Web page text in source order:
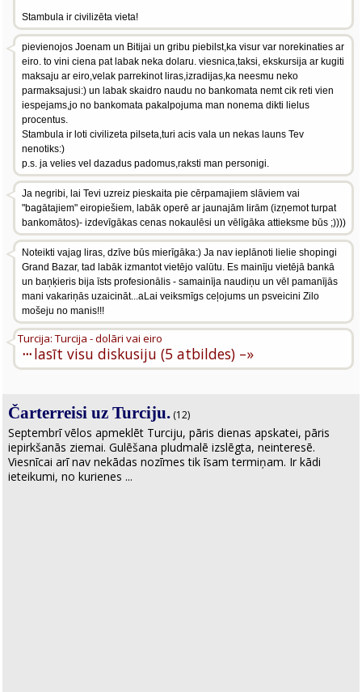
Stambula ir civilizēta vieta!
pievienojos Joenam un Bitijai un gribu piebilst,ka visur var norekinaties ar
eiro. to vini ciena pat labak neka dolaru. viesnica,taksi, ekskursija ar kugiti
maksaju ar eiro,velak parrekinot liras,izradijas,ka neesmu neko
parmaksajusi:) un labak skaidro naudu no bankomata nemt cik reti vien
iespejams,jo no bankomata pakalpojuma man nonema dikti lielus
procentus.
Stambula ir loti civilizeta pilseta,turi acis vala un nekas launs Tev
nenotiks:)
p.s. ja velies vel dazadus padomus,raksti man personigi.
Ja negribi, lai Tevi uzreiz pieskaita pie cērpamajiem slāviem vai
"bagātajiem" eiropiešiem, labāk operē ar jaunajām lirām (izņemot turpat
bankomātos)- izdevīgākas cenas nokaulēsi un vēlīgāka attieksme būs ;))))
Noteikti vajag liras, dzīve būs mierīgāka:) Ja nav ieplānoti lielie shopingi
Grand Bazar, tad labāk izmantot vietējo valūtu. Es mainīju vietējā bankā
un baņķieris bija īsts profesionālis - samainīja naudiņu un vēl pamanījās
mani vakariņās uzaicināt...aLai veiksmīgs ceļojums un psveicini Zilo
mošeju no manis!!!
···
Turcija: Turcija - dolāri vai eiro
lasīt visu diskusiju (5 atbildes) –»
Čarterreisi uz Turciju. (12)
Septembrī vēlos apmeklēt Turciju, pāris dienas apskatei, pāris
iepirkšanās ziemai. Gulēšana pludmalē izslēgta, neinteresē.
Viesnīcai arī nav nekādas nozīmes tik īsam termiņam. Ir kādi
ieteikumi, no kurienes ...